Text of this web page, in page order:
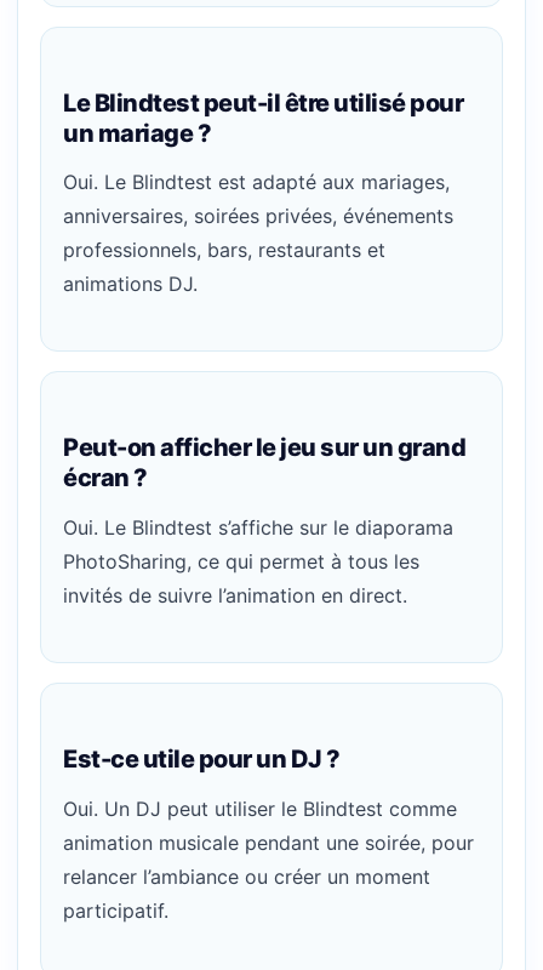
Le Blindtest peut-il être utilisé pour
un mariage ?
Oui. Le Blindtest est adapté aux mariages,
anniversaires, soirées privées, événements
professionnels, bars, restaurants et
animations DJ.
Peut-on afficher le jeu sur un grand
écran ?
Oui. Le Blindtest s’affiche sur le diaporama
PhotoSharing, ce qui permet à tous les
invités de suivre l’animation en direct.
Est-ce utile pour un DJ ?
Oui. Un DJ peut utiliser le Blindtest comme
animation musicale pendant une soirée, pour
relancer l’ambiance ou créer un moment
participatif.